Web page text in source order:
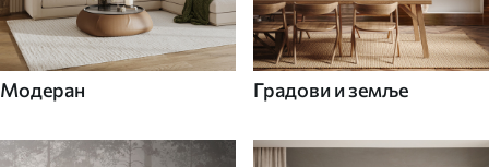
Модеран Градови и земље